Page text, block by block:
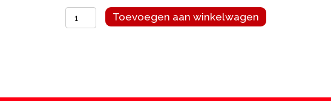
Orbiloc
Dog
Toevoegen aan winkelwagen